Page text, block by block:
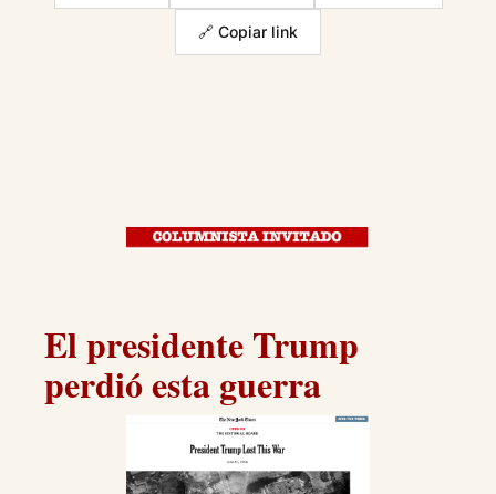
🔗 Copiar link
El presidente Trump
perdió esta guerra